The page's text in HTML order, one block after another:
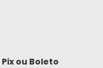
Pix ou Boleto